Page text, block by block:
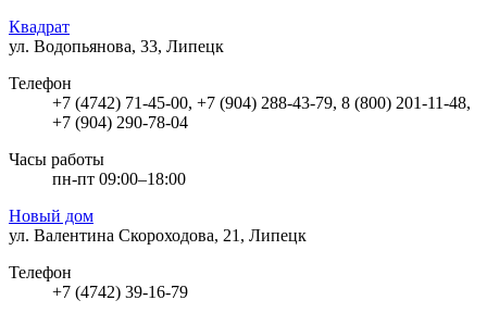
Квадрат
ул. Водопьянова, 33, Липецк
Телефон
+7 (4742) 71-45-00, +7 (904) 288-43-79, 8 (800) 201-11-48,
+7 (904) 290-78-04
Часы работы
пн-пт 09:00–18:00
Новый дом
ул. Валентина Скороходова, 21, Липецк
Телефон
+7 (4742) 39-16-79